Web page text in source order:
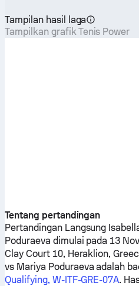
Tampilan hasil laga
Tampilkan grafik Tenis Power
Tentang pertandingan
Pertandingan Langsung
Poduraeva dimulai pada 13
Clay Court 10, Heraklion,
vs Mariya Poduraeva adalah
Qualifying, W-ITF-GRE-07A.